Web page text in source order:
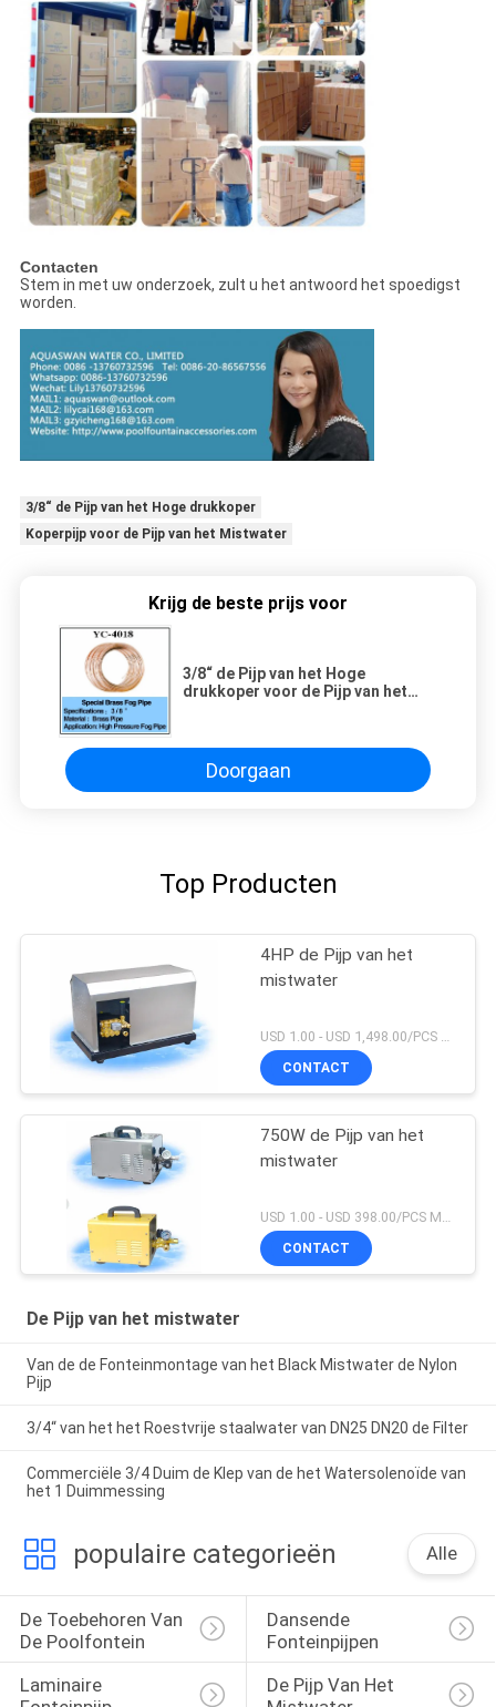
Contacten
Stem in met uw onderzoek, zult u het antwoord het spoedigst
worden.
3/8“ de Pijp van het Hoge drukkoper
Koperpijp voor de Pijp van het Mistwater
Krijg de beste prijs voor
3/8“ de Pijp van het Hoge
drukkoper voor de Pijp van het
Doorgaan
Top Producten
4HP de Pijp van het
mistwater
CONTACT
750W de Pijp van het
mistwater
CONTACT
De Pijp van het mistwater
Van de de Fonteinmontage van het Black Mistwater de Nylon
Pijp
3/4“ van het het Roestvrije staalwater van DN25 DN20 de Filter
Commerciële 3/4 Duim de Klep van de het Watersolenoïde van
het 1 Duimmessing
populaire categorieën Alle
De Toebehoren Van
De Poolfontein
Dansende
Fonteinpijpen
Laminaire
De Pijp Van Het